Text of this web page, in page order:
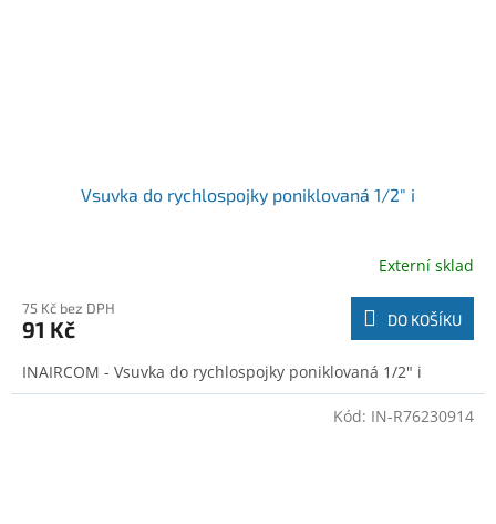
Vsuvka do rychlospojky poniklovaná 1/2" i
Externí sklad
75 Kč bez DPH
91 Kč DO KOŠÍKU
INAIRCOM - Vsuvka do rychlospojky poniklovaná 1/2" i
Kód: IN-R76230914